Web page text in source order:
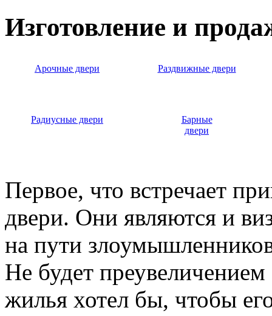
Изготовление и
Арочные двери Раздвижные двери
Радиусные двери
Барные
двери
Первое, что встречает
двери. Они являются и
на пути
Не будет
жилья хотел бы, чтобы